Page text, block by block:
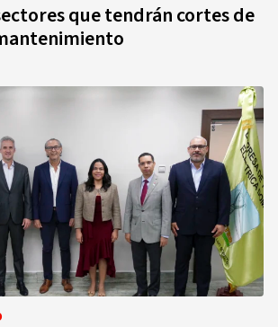
que tendrán cortes de